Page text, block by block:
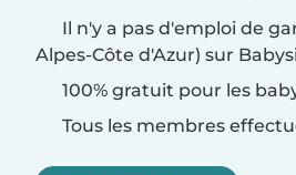
Il n'y a pas d'emploi de
Alpes-Côte d'Azur) sur
100% gratuit pour les
Tous les membres